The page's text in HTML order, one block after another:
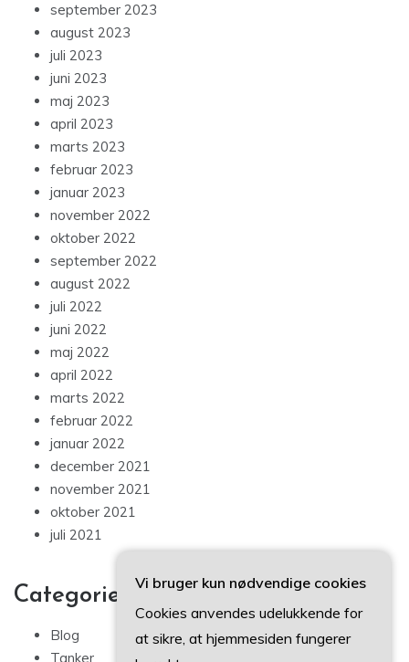
september 2023
august 2023
juli 2023
juni 2023
maj 2023
april 2023
marts 2023
februar 2023
januar 2023
november 2022
oktober 2022
september 2022
august 2022
juli 2022
juni 2022
maj 2022
april 2022
marts 2022
februar 2022
januar 2022
december 2021
november 2021
oktober 2021
juli 2021
Categories
Blog
Tanker
Vi bruger kun nødvendige cookies
Cookies anvendes udelukkende for
at sikre, at hjemmesiden fungerer